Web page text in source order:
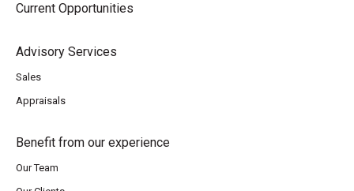
Current Opportunities
Advisory Services
Sales
Appraisals
Benefit from our experience
Our Team